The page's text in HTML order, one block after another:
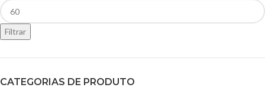
Filtrar
CATEGORIAS DE PRODUTO